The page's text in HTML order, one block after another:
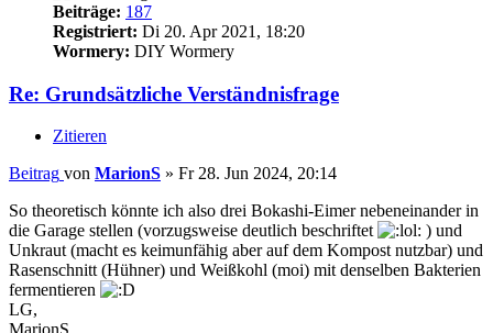
Beiträge: 187
Registriert: Di 20. Apr 2021, 18:20
Wormery: DIY Wormery
Re: Grundsätzliche Verständnisfrage
Zitieren
Beitrag von MarionS » Fr 28. Jun 2024, 20:14
So theoretisch könnte ich also drei Bokashi-Eimer nebeneinander in
die Garage stellen (vorzugsweise deutlich beschriftet
) und
Unkraut (macht es keimunfähig aber auf dem Kompost nutzbar) und
Rasenschnitt (Hühner) und Weißkohl (moi) mit denselben Bakterien
fermentieren
LG,